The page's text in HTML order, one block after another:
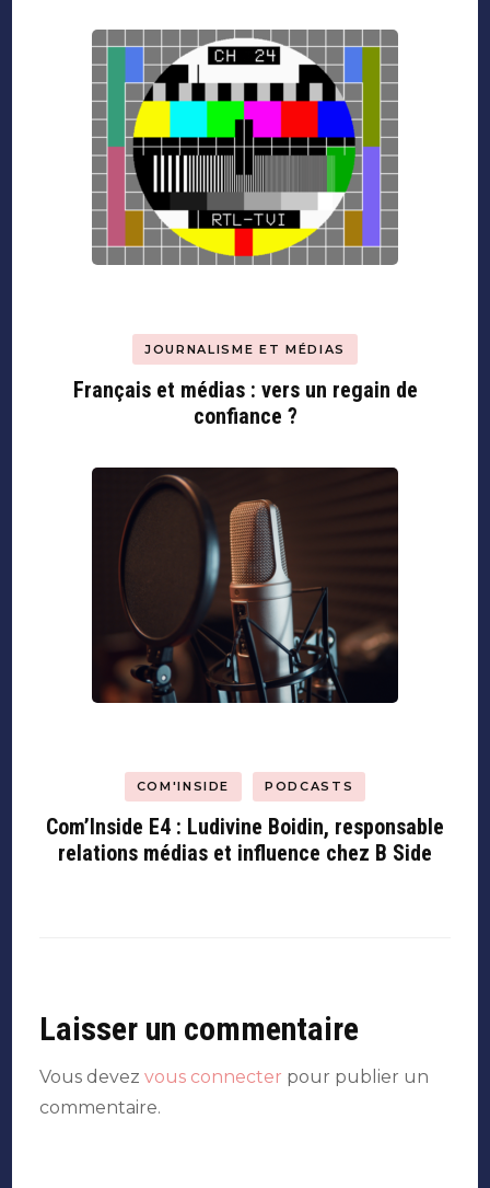
JOURNALISME ET MÉDIAS
Français et médias : vers un regain de
confiance ?
COM'INSIDE PODCASTS
Com’Inside E4 : Ludivine Boidin, responsable
relations médias et influence chez B Side
Laisser un commentaire
Vous devezvous connecter pour publier un
commentaire.